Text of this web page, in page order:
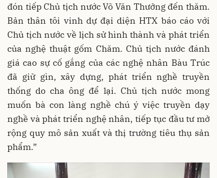
đón tiếp Chủ tịch nước Võ Văn Thưởng đến thăm.
Bản thân tôi vinh dự đại diện HTX báo cáo với
Chủ tịch nước về lịch sử hình thành và phát triển
của nghệ thuật gốm Chăm. Chủ tịch nước đánh
giá cao sự cố gắng của các nghệ nhân Bàu Trúc
đã giữ gìn, xây dựng, phát triển nghề truyền
thống do cha ông để lại. Chủ tịch nước mong
muốn bà con làng nghề chú ý việc truyền dạy
nghề và phát triển nghệ nhân, tiếp tục đầu tư mở
rộng quy mô sản xuất và thị trường tiêu thụ sản
phẩm.”